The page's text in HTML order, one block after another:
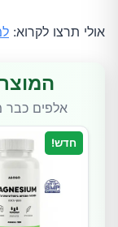
אולי תרצו לקרוא:
אלפים כבר
חדש!